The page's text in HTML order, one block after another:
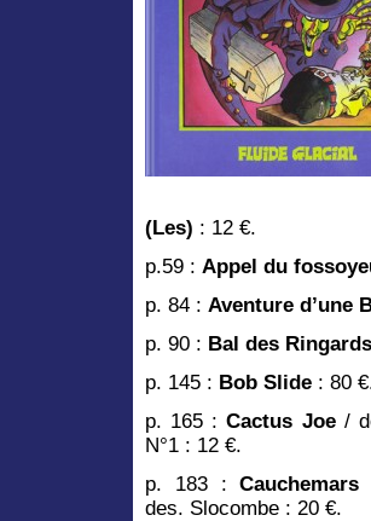
(Les) : 12 €.
p.59 : Appel du
p. 84 : Aventure d’une
p. 90 : Bal des
p. 145 : Bob Slide : 80
p. 165 :Cactus Joe/
N°1 : 12 €.
p. 183 :
des. Slocombe : 20 €.